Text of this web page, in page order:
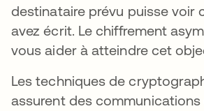
destinataire prévu puisse voir
avez écrit. Le chiffrement
vous aider à atteindre cet
Les techniques de
assurent des